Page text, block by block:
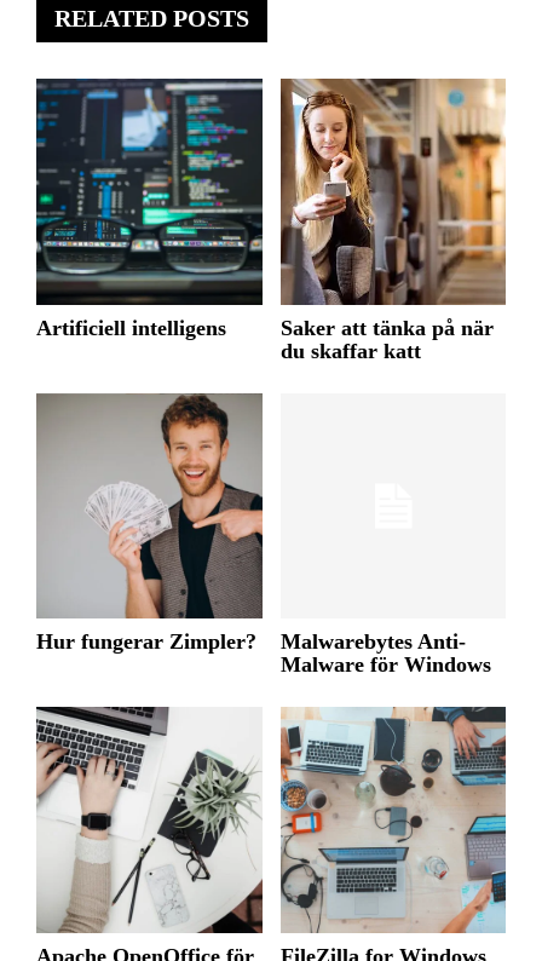
RELATED POSTS
Artificiell intelligens
Saker att tänka på när
du skaffar katt
Hur fungerar Zimpler?
Malwarebytes Anti-
Malware för Windows
Apache OpenOffice för
FileZilla for Windows